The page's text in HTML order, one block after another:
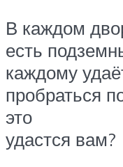
В каждом
есть
каждому
пробраться
это
удастся вам?